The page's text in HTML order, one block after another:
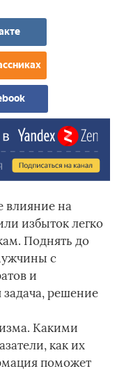
влияние на
избыток легко
Поднять до
с
и
задача, решение
Какими
как их
поможет